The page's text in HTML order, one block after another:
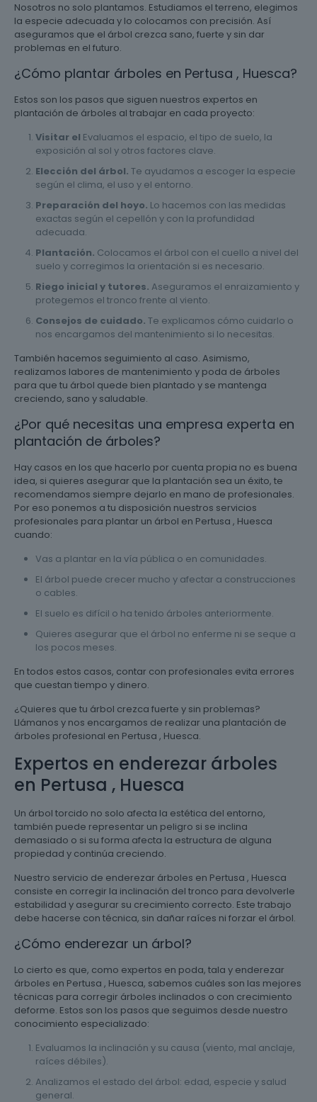
Nosotros no solo plantamos. Estudiamos el terreno, elegimos
la especie adecuada y lo colocamos con precisión. Así
aseguramos que el árbol crezca sano, fuerte y sin dar
problemas en el futuro.
¿Cómo plantar árboles en Pertusa , Huesca?
Estos son los pasos que siguen nuestros expertos en
plantación de árboles al trabajar en cada proyecto:
Visitar el Evaluamos el espacio, el tipo de suelo, la
exposición al sol y otros factores clave.
Elección del árbol. Te ayudamos a escoger la especie
según el clima, el uso y el entorno.
Preparación del hoyo. Lo hacemos con las medidas
exactas según el cepellón y con la profundidad
adecuada.
Plantación. Colocamos el árbol con el cuello a nivel del
suelo y corregimos la orientación si es necesario.
Riego inicial y tutores. Aseguramos el enraizamiento y
protegemos el tronco frente al viento.
Consejos de cuidado. Te explicamos cómo cuidarlo o
nos encargamos del mantenimiento si lo necesitas.
También hacemos seguimiento al caso. Asimismo,
realizamos labores de mantenimiento y poda de árboles
para que tu árbol quede bien plantado y se mantenga
creciendo, sano y saludable.
¿Por qué necesitas una empresa experta en
plantación de árboles?
Hay casos en los que hacerlo por cuenta propia no es buena
idea, si quieres asegurar que la plantación sea un éxito, te
recomendamos siempre dejarlo en mano de profesionales.
Por eso ponemos a tu disposición nuestros servicios
profesionales para plantar un árbol en Pertusa , Huesca
cuando:
Vas a plantar en la vía pública o en comunidades.
El árbol puede crecer mucho y afectar a construcciones
o cables.
El suelo es difícil o ha tenido árboles anteriormente.
Quieres asegurar que el árbol no enferme ni se seque a
los pocos meses.
En todos estos casos, contar con profesionales evita errores
que cuestan tiempo y dinero.
¿Quieres que tu árbol crezca fuerte y sin problemas?
Llámanos y nos encargamos de realizar una plantación de
árboles profesional en Pertusa , Huesca.
Expertos en enderezar árboles
en Pertusa , Huesca
Un árbol torcido no solo afecta la estética del entorno,
también puede representar un peligro si se inclina
demasiado o si su forma afecta la estructura de alguna
propiedad y continúa creciendo.
Nuestro servicio de enderezar árboles en Pertusa , Huesca
consiste en corregir la inclinación del tronco para devolverle
estabilidad y asegurar su crecimiento correcto. Este trabajo
debe hacerse con técnica, sin dañar raíces ni forzar el árbol.
¿Cómo enderezar un árbol?
Lo cierto es que, como expertos en poda, tala y enderezar
árboles en Pertusa , Huesca, sabemos cuáles son las mejores
técnicas para corregir árboles inclinados o con crecimiento
deforme. Estos son los pasos que seguimos desde nuestro
conocimiento especializado:
Evaluamos la inclinación y su causa (viento, mal anclaje,
raíces débiles).
Analizamos el estado del árbol: edad, especie y salud
general.